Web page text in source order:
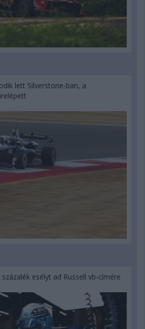
lett Silverstone-ban, a
esélyt ad Russell vb-címére